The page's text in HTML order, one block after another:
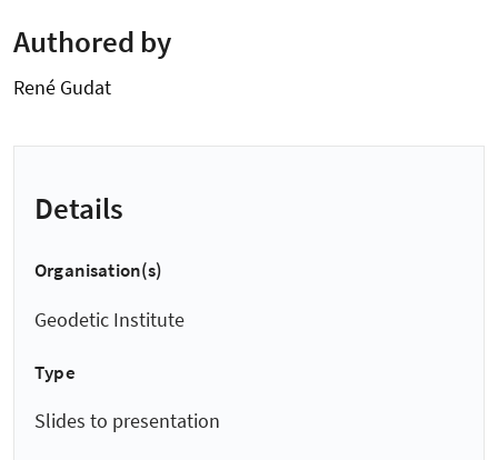
Authored by
René Gudat
Details
Organisation(s)
Geodetic Institute
Type
Slides to presentation